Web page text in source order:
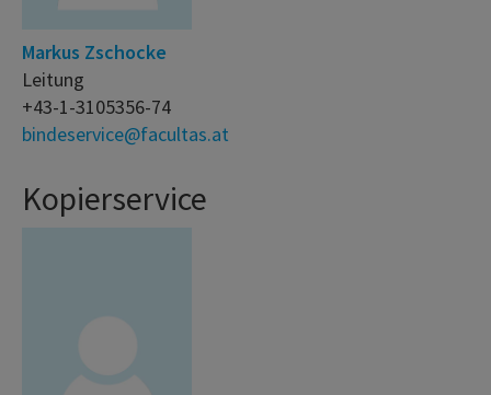
Markus Zschocke
Leitung
+43-1-3105356-74
bindeservice@facultas.at
Kopierservice